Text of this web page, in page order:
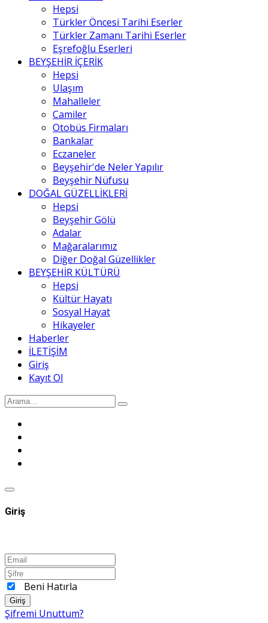
Hepsi
Türkler Öncesi Tarihi Eserler
Türkler Zamanı Tarihi Eserler
Eşrefoğlu Eserleri
BEYŞEHİR İÇERİK
Hepsi
Ulaşım
Mahalleler
Camiler
Otobüs Firmaları
Bankalar
Eczaneler
Beyşehir'de Neler Yapılır
Beyşehir Nüfusu
DOĞAL GÜZELLİKLERİ
Hepsi
Beyşehir Gölü
Adalar
Mağaralarımız
Diğer Doğal Güzellikler
BEYŞEHİR KÜLTÜRÜ
Hepsi
Kültür Hayatı
Sosyal Hayat
Hikayeler
Haberler
İLETİŞİM
Giriş
Kayıt Ol
Giriş
Beni Hatırla
Giriş
Şifremi Unuttum?